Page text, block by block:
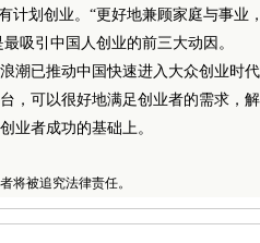
计划创业。“更好地兼顾家庭与事业
吸引中国人创业的前三大动因。
已推动中国快速进入大众创业时
，可以很好地满足创业者的需求，解
业者成功的基础上。
将被追究法律责任。